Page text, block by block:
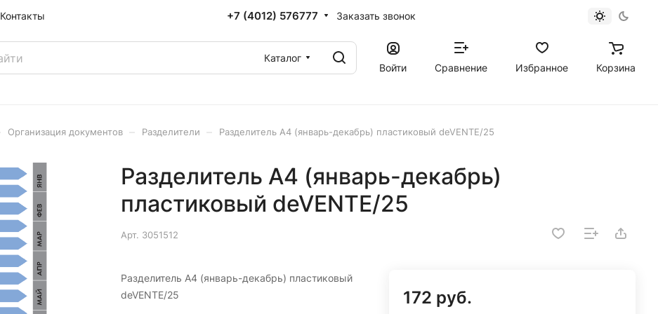
Контакты +7 (4012) 576777 Заказать звонок
Каталог
Войти
Сравнение Избранное Корзина
Организация документов Разделители Разделитель А4 (январь-декабрь) пластиковый deVENTE/25
Разделитель А4 (январь-декабрь)
пластиковый deVENTE/25
Арт. 3051512
Разделитель А4 (январь-декабрь) пластиковый
deVENTE/25
172 руб.